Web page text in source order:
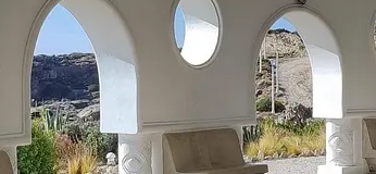
Synomymer til
november 8, 2025 Fodboldispanien.dk
Klør du dig i panden over ledetråden